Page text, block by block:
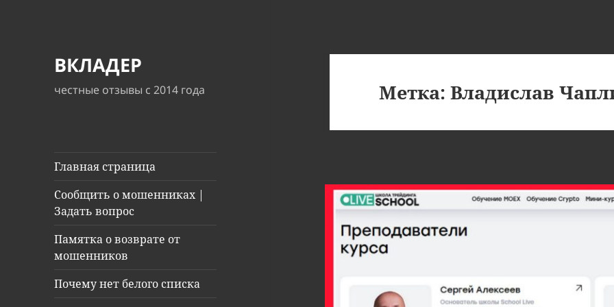
ВКЛАДЕР
честные отзывы с 2014 года
Главная страница
Сообщить о мошенниках |
Задать вопрос
Памятка о возврате от
мошенников
Почему нет белого списка
Метка:Владислав